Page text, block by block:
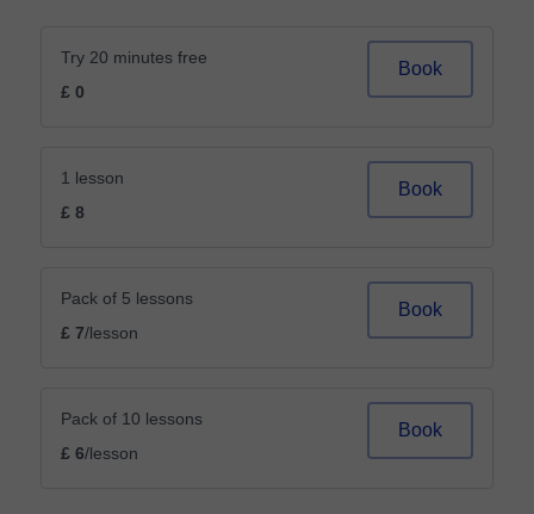
Try 20 minutes free
£ 0
Book
1 lesson
£ 8
Book
Pack of 5 lessons
£ 7/lesson
Book
Pack of 10 lessons
£ 6/lesson
Book